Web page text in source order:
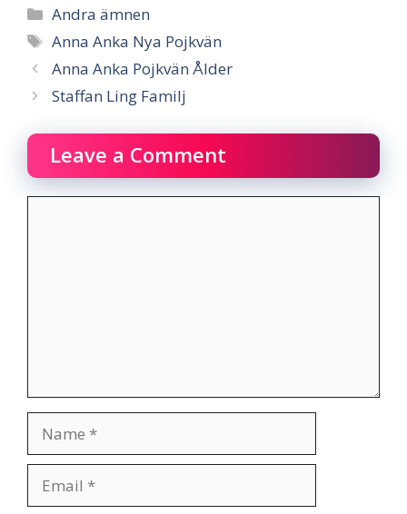
Categories
Andra ämnen
Tags
Anna Anka Nya Pojkvän
Anna Anka Pojkvän Ålder
Staffan Ling Familj
Leave a Comment